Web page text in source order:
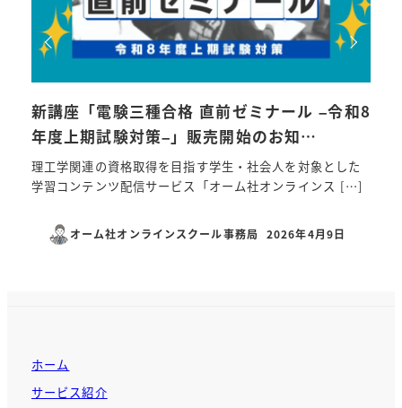
新講座「電験三種合格 直前ゼミナール –令和8
年度上期試験対策–」販売開始のお知…
理工学関連の資格取得を目指す学生・社会人を対象とした
学習コンテンツ配信サービス「オーム社オンラインス […]
オーム社オンラインスクール事務局 投稿日
2026年4月9日
ホーム
サービス紹介